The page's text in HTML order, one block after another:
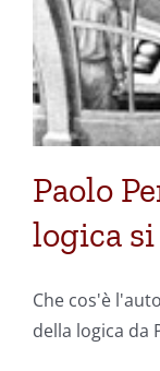
Paolo
logica
Che cos'è
della logica da